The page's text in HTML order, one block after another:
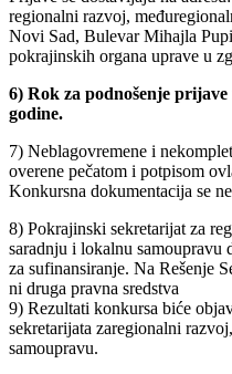
regionalni razvoj,
Novi Sad, Bulevar Mihajla
pokrajinskih organa uprave u
6) Rok za podnošenje
godine.
7) Neblagovremene i
overene pečatom i potpisom
Konkursna dokumentacija se
8) Pokrajinski sekretarijat za
saradnju i lokalnu samoupravu
za sufinansiranje. Na Rešenje
ni druga pravna sredstva
9) Rezultati konkursa biće
sekretarijata zaregionalni
samoupravu.